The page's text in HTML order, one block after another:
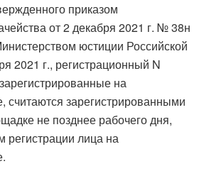
приказом
от 2 декабря 2021 г. № 38н
юстиции Российской
2021 г., регистрационный N
на
считаются зарегистрированными
не позднее рабочего дня,
регистрации лица на